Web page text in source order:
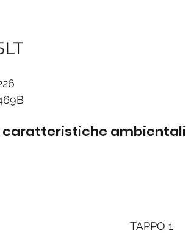
caratteristiche ambientali
TAPPO 1